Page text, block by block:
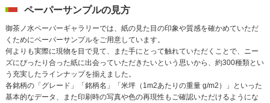
ペーパーサンプルの見方
御茶ノ水ペーパーギャラリーでは、紙の見た目の印象や質感を確かめていただ
くためにペーパーサンプルをご用意しています。
何よりも実際に現物を目で見て、また手にとって触れていただくことで、ニー
ズにぴったり合った紙に出会っていただきたいという思いから、約300種類とい
う充実したラインナップを揃えました。
各銘柄の「グレード」「銘柄名」「米坪（1m2あたりの重量 g/m2）」といった
基本的なデータ、また印刷時の写真や色の再現性もご確認いただけるようにな